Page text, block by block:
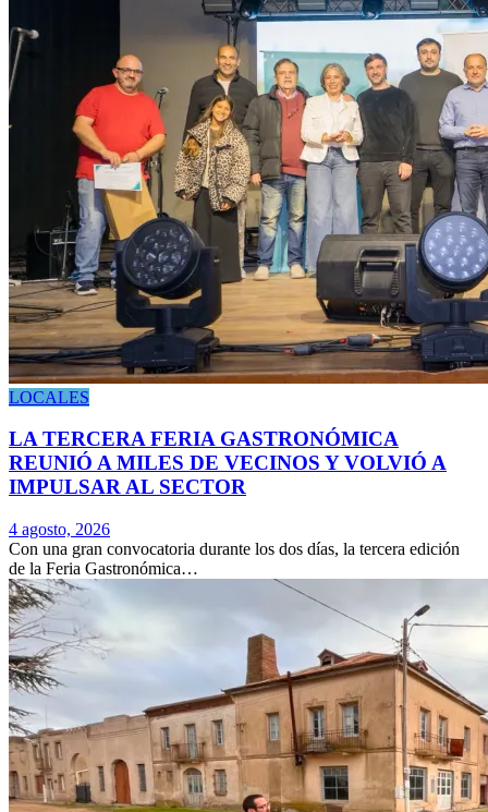
LOCALES
LA TERCERA FERIA GASTRONÓMICA
REUNIÓ A MILES DE VECINOS Y VOLVIÓ A
IMPULSAR AL SECTOR
4 agosto, 2026
Con una gran convocatoria durante los dos días, la tercera edición
de la Feria Gastronómica…